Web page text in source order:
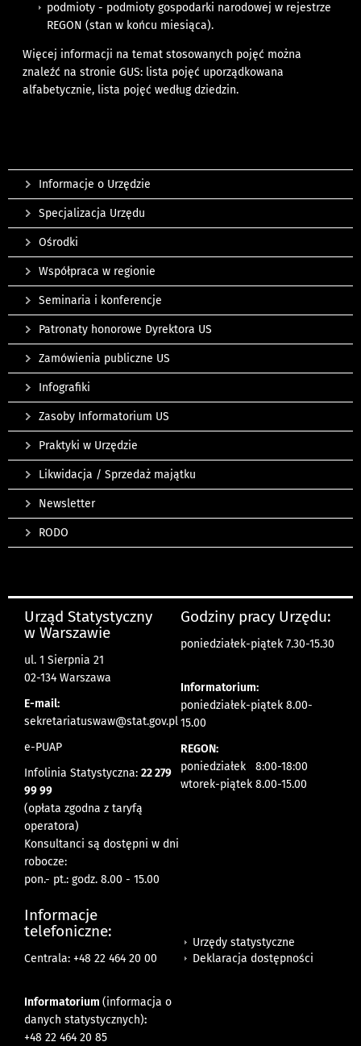
podmioty - podmioty gospodarki narodowej w rejestrze
REGON (stan w końcu miesiąca).
Więcej informacji na temat stosowanych pojęć można
znaleźć na stronie GUS: lista pojęć uporządkowana
alfabetycznie, lista pojęć według dziedzin.
Informacje o Urzędzie
Specjalizacja Urzędu
Ośrodki
Współpraca w regionie
Seminaria i konferencje
Patronaty honorowe Dyrektora US
Zamówienia publiczne US
Infografiki
Zasoby Informatorium US
Praktyki w Urzędzie
Likwidacja / Sprzedaż majątku
Newsletter
RODO
Urząd Statystyczny
w Warszawie
ul. 1 Sierpnia 21
02-134 Warszawa
E-mail:
sekretariatuswaw@stat.gov.pl
e-PUAP
Infolinia Statystyczna: 22 279
99 99
(opłata zgodna z taryfą
operatora)
Konsultanci są dostępni w dni
robocze:
pon.- pt.: godz. 8.00 - 15.00
Godziny pracy Urzędu:
poniedziałek-piątek 7.30-15.30
Informatorium:
poniedziałek-piątek 8.00-
15.00
REGON:
poniedziałek 8:00-18:00
wtorek-piątek 8.00-15.00
Informacje
telefoniczne:
Centrala: +48 22 464 20 00
Informatorium (informacja o
danych statystycznych):
+48 22 464 20 85
Urzędy statystyczne
Deklaracja dostępności